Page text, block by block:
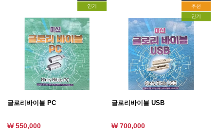
인기
글로리바이블 PC
₩ 550,000
추천
인기
글로리바이블 USB
₩ 700,000